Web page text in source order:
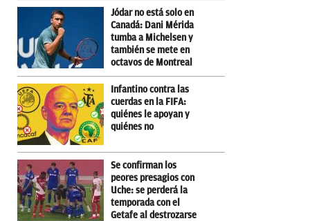
Jódar no está solo en
Canadá: Dani Mérida
tumba a Michelsen y
también se mete en
octavos de Montreal
Infantino contra las
cuerdas en la FIFA:
quiénes le apoyan y
quiénes no
Se confirman los
peores presagios con
Uche: se perderá la
temporada con el
Getafe al destrozarse